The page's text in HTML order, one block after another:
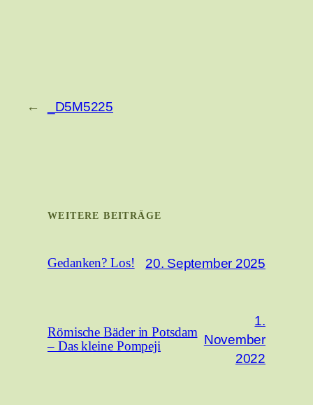
← _D5M5225
WEITERE BEITRÄGE
Gedanken? Los! 20. September 2025
Römische Bäder in Potsdam
– Das kleine Pompeji
1.
November
2022